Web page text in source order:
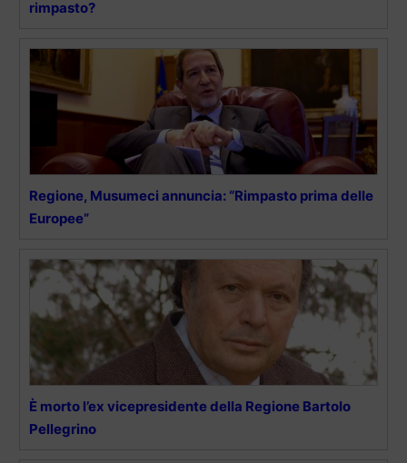
rimpasto?
Regione, Musumeci annuncia: “Rimpasto prima delle
Europee”
È morto l’ex vicepresidente della Regione Bartolo
Pellegrino